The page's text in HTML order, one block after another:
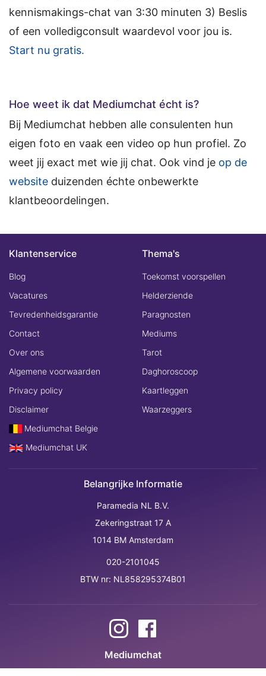
kennismakings-chat van 3:30 minuten 3) Beslis
of een volledigconsult waardevol voor jou is.
Start nu gratis.
Hoe weet ik dat Mediumchat écht is?
Bij Mediumchat hebben alle consulenten hun
eigen foto en vaak een video op hun profiel. Zo
weet jij exact met wie jij chat. Ook vind je op de
website duizenden échte onbewerkte
klantbeoordelingen.
Klantenservice
Blog
Vacatures
Tevredenheidsgarantie
Contact
Over ons
Algemene voorwaarden
Privacy policy
Disclaimer
Mediumchat Belgie
Mediumchat UK
Thema's
Toekomst voorspellen
Helderziende
Paragnosten
Mediums
Tarot
Daghoroscoop
Kaartleggen
Waarzeggers
Belangrijke Informatie
Paramedia NL B.V.
Zekeringstraat 17 A
1014 BM Amsterdam
020-2101045
BTW nr: NL858295374B01
Mediumchat